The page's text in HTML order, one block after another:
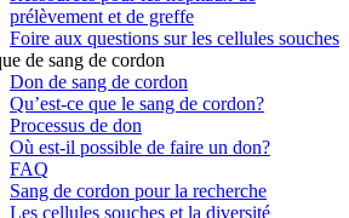
prélèvement et de greffe
Foire aux questions sur les cellules souches
de sang de cordon
Don de sang de cordon
Qu’est-ce que le sang de cordon?
Processus de don
Où est-il possible de faire un don?
FAQ
Sang de cordon pour la recherche
Les cellules souches et la diversité